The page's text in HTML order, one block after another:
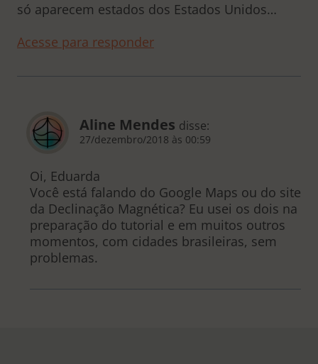
só aparecem estados dos Estados Unidos…
Acesse para responder
Aline Mendes disse:
27/dezembro/2018 às 00:59
Oi, Eduarda
Você está falando do Google Maps ou do site
da Declinação Magnética? Eu usei os dois na
preparação do tutorial e em muitos outros
momentos, com cidades brasileiras, sem
problemas.